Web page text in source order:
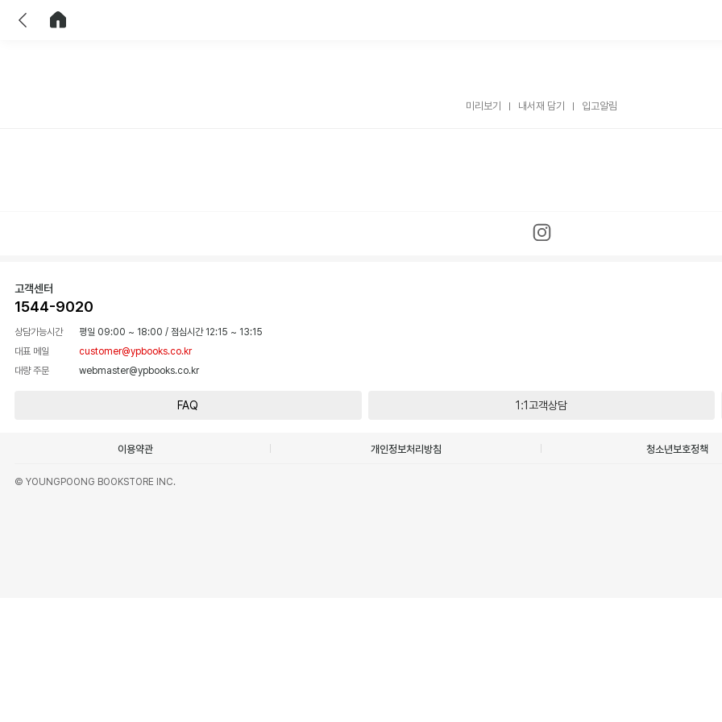
미리보기 내서재 담기 입고알림
고객센터
1544-9020
상담가능시간 평일 09:00 ~ 18:00 / 점심시간 12:15 ~ 13:15
대표 메일
customer@ypbooks.co.kr
대량 주문
webmaster@ypbooks.co.kr
FAQ 1:1고객상담
이용약관 개인정보처리방침 청소년보호정책
© YOUNGPOONG BOOKSTORE INC.